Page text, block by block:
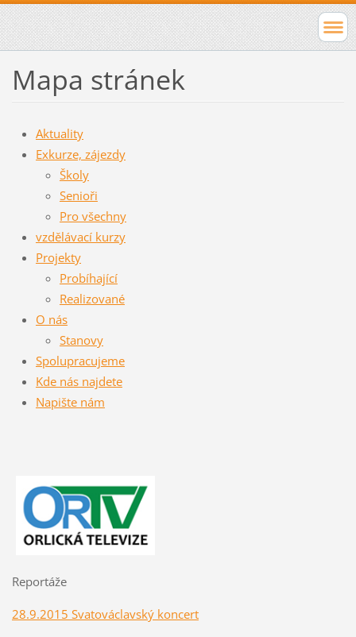
Mapa stránek
Aktuality
Exkurze, zájezdy
Školy
Senioři
Pro všechny
vzdělávací kurzy
Projekty
Probíhající
Realizované
O nás
Stanovy
Spolupracujeme
Kde nás najdete
Napište nám
Reportáže
28.9.2015 Svatováclavský koncert